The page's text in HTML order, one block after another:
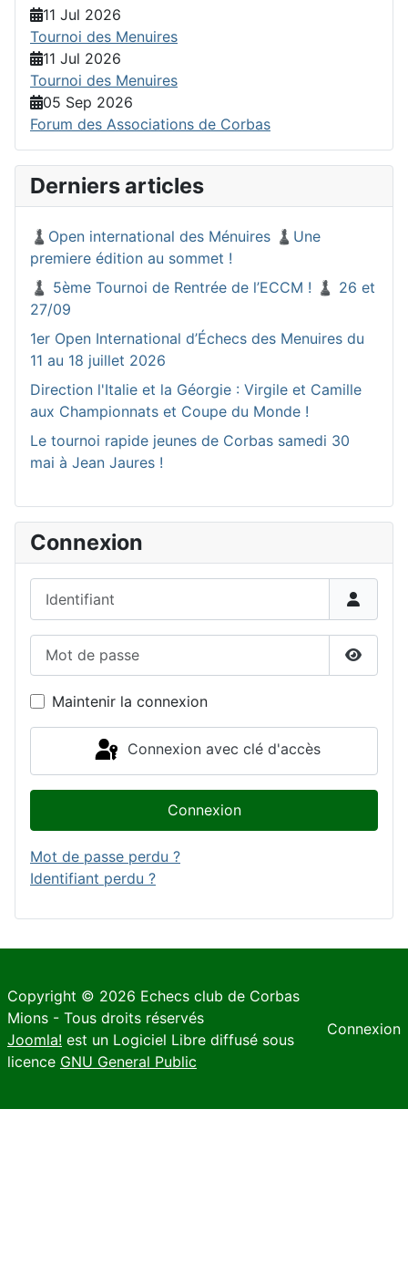
11 Jul 2026
Tournoi des Menuires
11 Jul 2026
Tournoi des Menuires
05 Sep 2026
Forum des Associations de Corbas
Derniers articles
♟️Open international des Ménuires ♟️Une
premiere édition au sommet !
♟️ 5ème Tournoi de Rentrée de l’ECCM ! ♟️ 26 et
27/09
1er Open International d’Échecs des Menuires du
11 au 18 juillet 2026
Direction l'Italie et la Géorgie : Virgile et Camille
aux Championnats et Coupe du Monde !
Le tournoi rapide jeunes de Corbas samedi 30
mai à Jean Jaures !
Connexion
Maintenir la connexion
Connexion avec clé d'accès
Connexion
Mot de passe perdu ?
Identifiant perdu ?
Copyright © 2026 Echecs club de Corbas
Mions - Tous droits réservés
Joomla! est un Logiciel Libre diffusé sous
licence GNU General Public
Connexion